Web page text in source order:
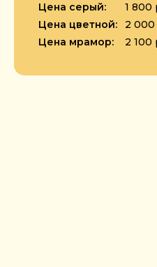
Цена серый:
1 800
Цена цветной:
2
Цена мрамор:
2 100